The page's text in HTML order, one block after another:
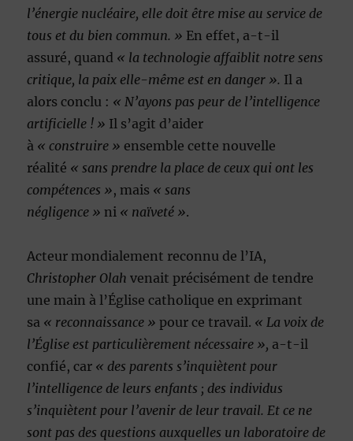
l’énergie nucléaire, elle doit être mise au service de
tous et du bien commun. » En effet, a-t-il
assuré, quand « la technologie affaiblit notre sens
critique, la paix elle-même est en danger ». Il a
alors conclu : « N’ayons pas peur de l’intelligence
artificielle ! » Il s’agit d’aider
à « construire » ensemble cette nouvelle
réalité « sans prendre la place de ceux qui ont les
compétences », mais « sans
négligence » ni « naïveté ».
Acteur mondialement reconnu de l’IA,
Christopher Olah venait précisément de tendre
une main à l’Église catholique en exprimant
sa « reconnaissance » pour ce travail. « La voix de
l’Église est particulièrement nécessaire », a-t-il
confié, car « des parents s’inquiètent pour
l’intelligence de leurs enfants ; des individus
s’inquiètent pour l’avenir de leur travail. Et ce ne
sont pasdes questions auxquelles un laboratoire de